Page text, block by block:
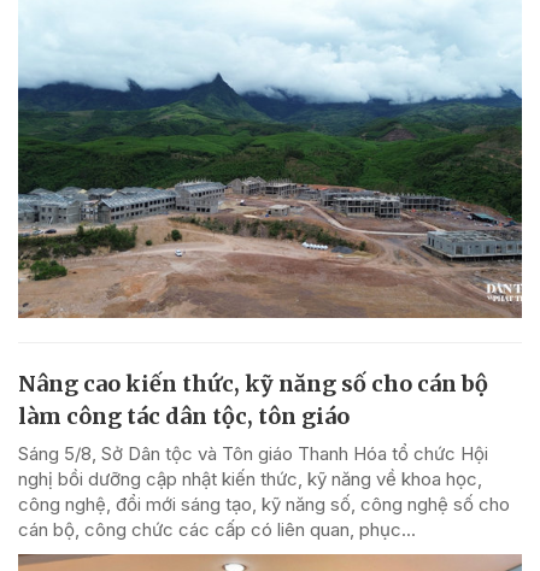
Nâng cao kiến thức, kỹ năng số cho cán bộ
làm công tác dân tộc, tôn giáo
Sáng 5/8, Sở Dân tộc và Tôn giáo Thanh Hóa tổ chức Hội
nghị bồi dưỡng cập nhật kiến thức, kỹ năng về khoa học,
công nghệ, đổi mới sáng tạo, kỹ năng số, công nghệ số cho
cán bộ, công chức các cấp có liên quan, phục...